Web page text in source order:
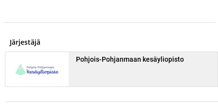
Järjestäjä
Pohjois-Pohjanmaan kesäyliopisto